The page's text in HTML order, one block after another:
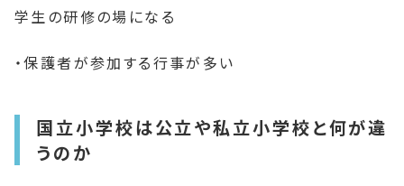
学生の研修の場になる
・保護者が参加する行事が多い
国立小学校は公立や私立小学校と何が違
うのか